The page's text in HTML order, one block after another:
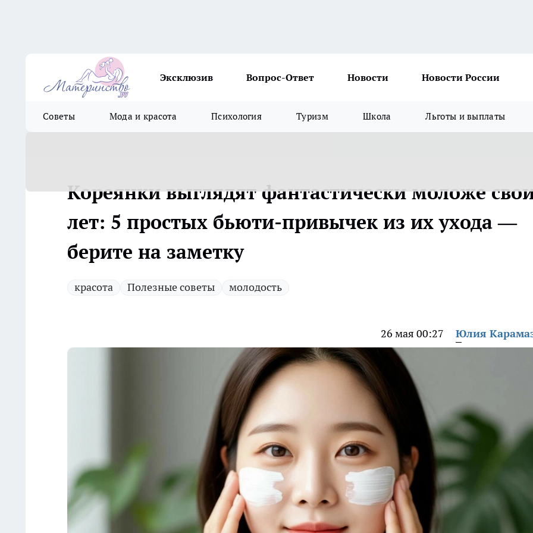
Эксклюзив Вопрос-Ответ Новости Новости России
Советы Мода и красота Психология Туризм Школа Льготы и выплаты
Кореянки выглядят фантастически моложе
лет: 5 простых бьюти-привычек из их ухода —
берите на заметку
красота Полезные советы молодость
26 мая 00:27 Юлия